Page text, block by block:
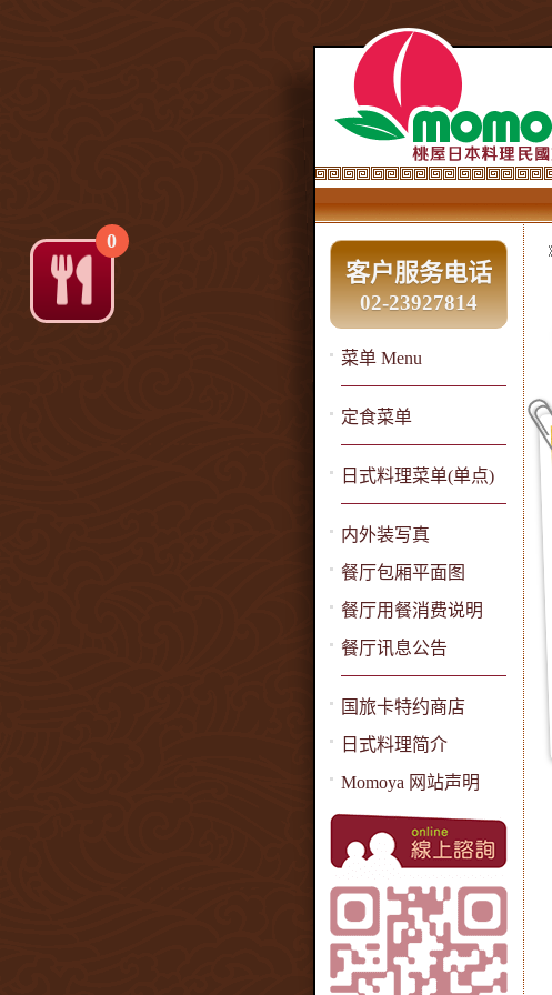
客户服务电话
02-23927814
菜单 Menu
定食菜单
日式料理菜单(单点)
内外装写真
餐厅包厢平面图
餐厅用餐消费说明
餐厅讯息公告
国旅卡特约商店
日式料理简介
Momoya 网站声明
0